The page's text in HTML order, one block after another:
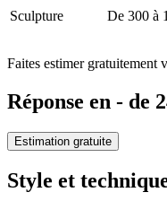
Sculpture De 300 à
Faites estimer gratuitement
Réponse en - de
Estimation gratuite
Style et